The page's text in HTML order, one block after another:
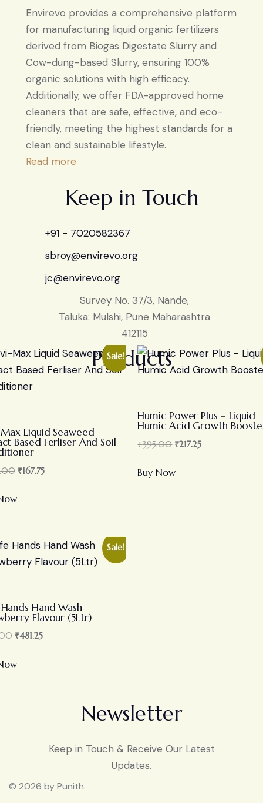
Envirevo provides a comprehensive platform
for manufacturing liquid organic fertilizers
derived from Biogas Digestate Slurry and
Cow-dung-based Slurry, ensuring 100%
organic solutions with high efficacy.
Additionally, we offer FDA-approved home
cleaners that are safe, effective, and eco-
friendly, meeting the highest standards for a
clean and sustainable lifestyle.
Read more
Keep in Touch
+91 - 7020582367
sbroy@envirevo.org
jc@envirevo.org
Survey No. 37/3, Nande,
Taluka: Mulshi, Pune Maharashtra
412115
Products
Sale!
Liquid Seaweed
Based Ferliser And Soil
₹167.75
Humic Power Plus – Liquid
Humic Acid Growth
₹395.00 ₹217.25
Buy Now
Sale!
Hand Wash
Flavour (5Ltr)
₹481.25
Newsletter
Keep in Touch & Receive Our Latest
Updates.
© 2026 by Punith.